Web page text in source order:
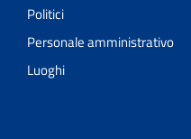
Politici
Personale amministrativo
Luoghi